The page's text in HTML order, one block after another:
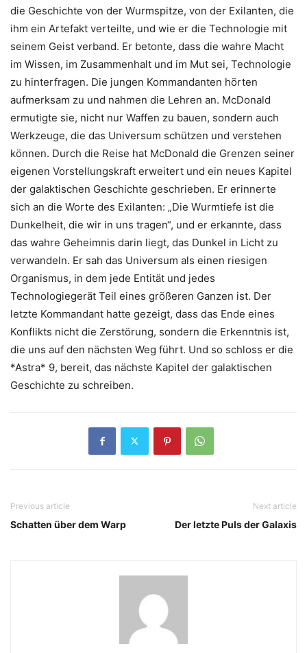
die Geschichte von der Wurmspitze, von der Exilanten, die
ihm ein Artefakt verteilte, und wie er die Technologie mit
seinem Geist verband. Er betonte, dass die wahre Macht
im Wissen, im Zusammenhalt und im Mut sei, Technologie
zu hinterfragen. Die jungen Kommandanten hörten
aufmerksam zu und nahmen die Lehren an. McDonald
ermutigte sie, nicht nur Waffen zu bauen, sondern auch
Werkzeuge, die das Universum schützen und verstehen
können. Durch die Reise hat McDonald die Grenzen seiner
eigenen Vorstellungskraft erweitert und ein neues Kapitel
der galaktischen Geschichte geschrieben. Er erinnerte
sich an die Worte des Exilanten: „Die Wurmtiefe ist die
Dunkelheit, die wir in uns tragen“, und er erkannte, dass
das wahre Geheimnis darin liegt, das Dunkel in Licht zu
verwandeln. Er sah das Universum als einen riesigen
Organismus, in dem jede Entität und jedes
Technologiegerät Teil eines größeren Ganzen ist. Der
letzte Kommandant hatte gezeigt, dass das Ende eines
Konflikts nicht die Zerstörung, sondern die Erkenntnis ist,
die uns auf den nächsten Weg führt. Und so schloss er die
*Astra* 9, bereit, das nächste Kapitel der galaktischen
Geschichte zu schreiben.
Previous article
Schatten über dem Warp
Next article
Der letzte Puls der Galaxis